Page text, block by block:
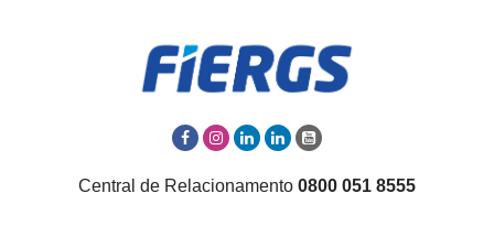
Central de Relacionamento 0800 051 8555